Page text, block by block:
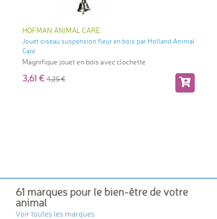
HOFMAN ANIMAL CARE
Jouet oiseau suspension fleur en bois par Holland Animal
Care
Magnifique jouet en bois avec clochette
3,61 4,25
61 marques pour le bien-être de votre
animal
Voir toutes les marques